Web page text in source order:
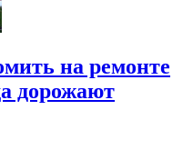
на ремонте
дорожают